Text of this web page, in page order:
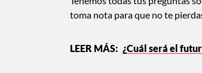
toma nota para que no te
¿Cuál será el